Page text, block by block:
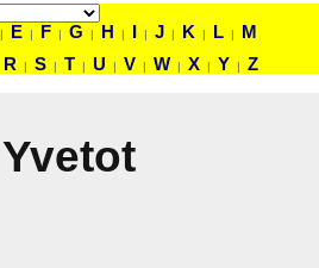
| E | F | G | H | | J | K | L |
M
R | S | T | U | V | W | X | Y | Z
Yvetot